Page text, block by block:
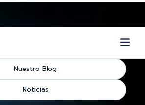
Nuestro Blog
Noticias